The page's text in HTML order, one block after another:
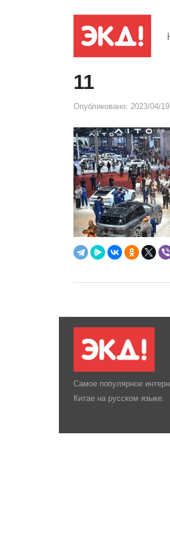
11
Опубликовано: 2023/04/19
Самое популярное
Китае на русском языке.